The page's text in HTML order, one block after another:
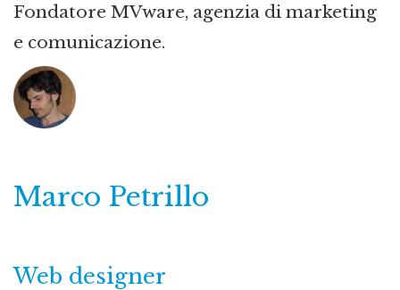
Fondatore MVware, agenzia di marketing
e comunicazione.
Marco Petrillo
Web designer